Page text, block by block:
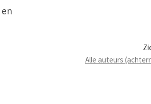
Alle auteurs